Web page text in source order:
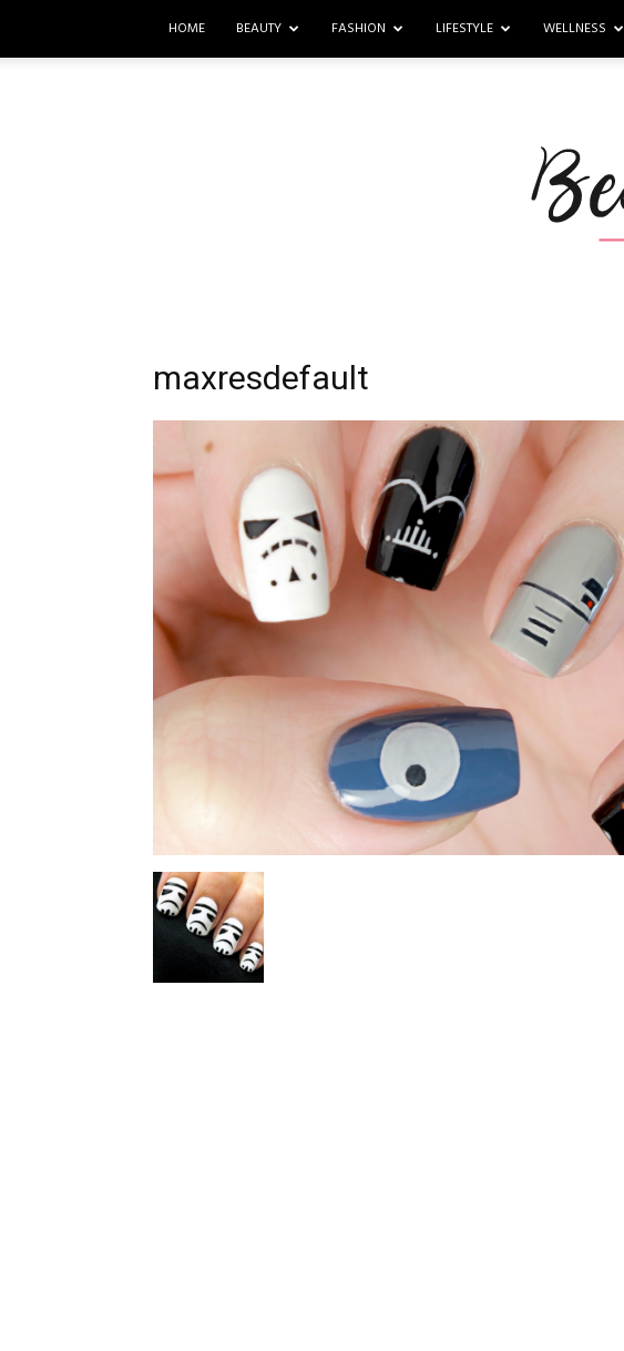
HOME BEAUTY FASHION LIFESTYLE WELLNESS
maxresdefault